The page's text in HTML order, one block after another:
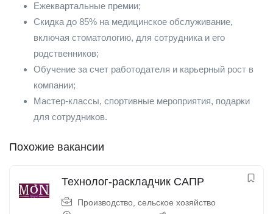
Ежеквартальные премии;
Скидка до 85% на медицинское обслуживание,
включая стоматологию, для сотрудника и его
родственников;
Обучение за счет работодателя и карьерный рост в
компании;
Мастер-классы, спортивные мероприятия, подарки
для сотрудников.
Похожие вакансии
Технолог-раскладчик САПР
Производство, сельское хозяйство